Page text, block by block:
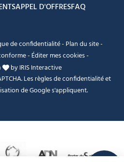
APPEL D'OFFRESFAQ
de confidentialité- Plan du site-
- Éditer mes cookies-
byIRIS Interactive
Lesrègles de confidentialitéet
de Google s'appliquent.